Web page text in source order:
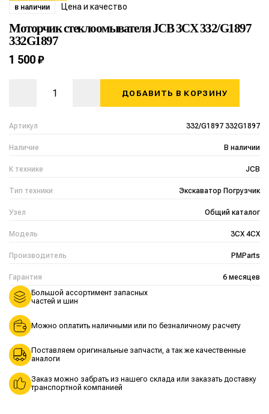
в наличии Цена и качество
Моторчик стеклоомывателя JCB 3CX 332/G1897
332G1897
Артикул 332/G1897 332G1897
Наличие В наличии
К технике JCB
Тип техники Экскаватор Погрузчик
Узел Общий каталог
Модель 3CX 4CX
Производитель PMParts
Гарантия 6 месяцев
1 500 ₽
ДОБАВИТЬ В КОРЗИНУ
Большой ассортимент запасных
частей и шин
Можно оплатить наличными или по безналичному расчету
Поставляем оригинальные запчасти, а так же качественные
аналоги
Заказ можно забрать из нашего склада или заказать доставку
транспортной компанией